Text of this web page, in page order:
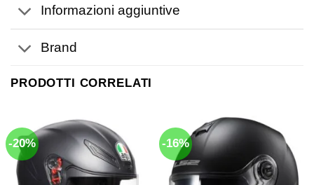
Informazioni aggiuntive
Brand
PRODOTTI CORRELATI
-20% -16%